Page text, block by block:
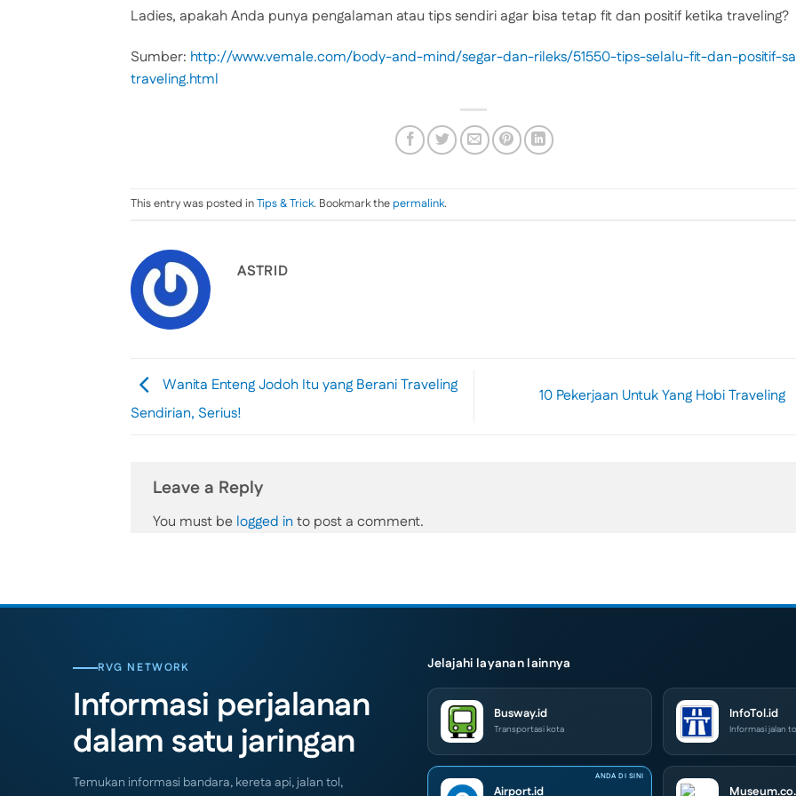
Ladies, apakah Anda punya pengalaman atau tips sendiri agar bisa tetap fit dan positif ketika traveling?
Sumber: http://www.vemale.com/body-and-mind/segar-dan-rileks/51550-tips-selalu-fit-dan-positif-
traveling.html
This entry was posted inTips & Trick. Bookmark thepermalink.
ASTRID
Wanita Enteng Jodoh Itu yang Berani Traveling
Sendirian, Serius!
10 Pekerjaan Untuk Yang Hobi Traveling
Leave a Reply
You must be logged in to post a comment.
RVG NETWORK
Informasi perjalanan
dalam satu jaringan
Temukan informasi bandara, kereta api, jalan tol,
Jelajahi layanan lainnya
Busway.id
Transportasi kota
InfoTol.id
Informasi jalan
Airport.id